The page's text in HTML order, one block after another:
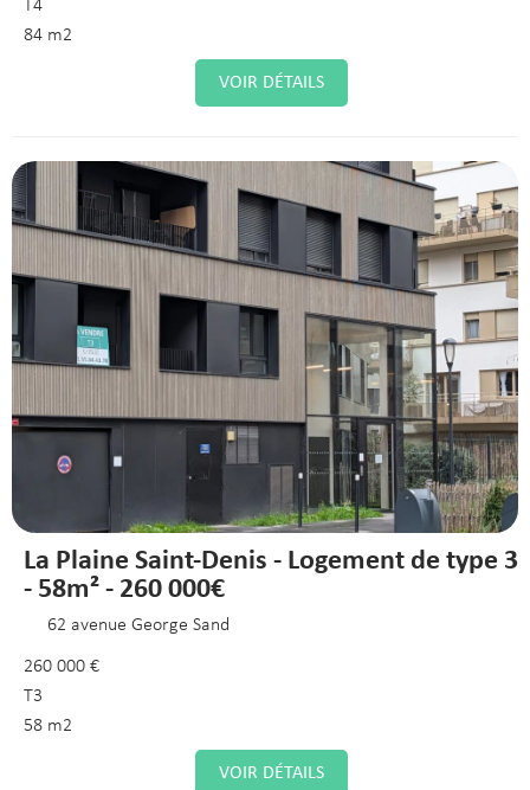
T4
84 m2
VOIR DÉTAILS
La Plaine Saint-Denis - Logement de type 3
- 58m² - 260 000€
62 avenue George Sand
260 000 €
T3
58 m2
VOIR DÉTAILS